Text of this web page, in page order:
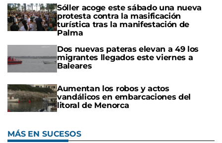
Sóller acoge este sábado una nueva
protesta contra la masificación
turística tras la manifestación de
Palma
Dos nuevas pateras elevan a 49 los
migrantes llegados este viernes a
Baleares
Aumentan los robos y actos
vandálicos en embarcaciones del
litoral de Menorca
MÁS EN SUCESOS